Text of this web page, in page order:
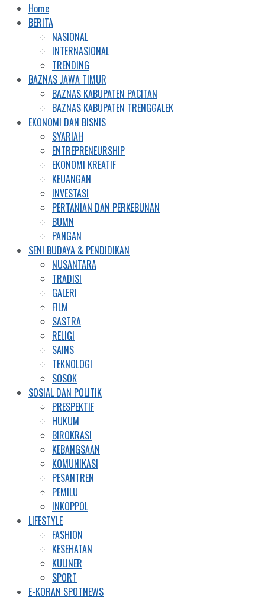
Home
BERITA
NASIONAL
INTERNASIONAL
TRENDING
BAZNAS JAWA TIMUR
BAZNAS KABUPATEN PACITAN
BAZNAS KABUPATEN TRENGGALEK
EKONOMI DAN BISNIS
SYARIAH
ENTREPRENEURSHIP
EKONOMI KREATIF
KEUANGAN
INVESTASI
PERTANIAN DAN PERKEBUNAN
BUMN
PANGAN
SENI BUDAYA & PENDIDIKAN
NUSANTARA
TRADISI
GALERI
FILM
SASTRA
RELIGI
SAINS
TEKNOLOGI
SOSOK
SOSIAL DAN POLITIK
PRESPEKTIF
HUKUM
BIROKRASI
KEBANGSAAN
KOMUNIKASI
PESANTREN
PEMILU
INKOPPOL
LIFESTYLE
FASHION
KESEHATAN
KULINER
SPORT
E-KORAN SPOTNEWS